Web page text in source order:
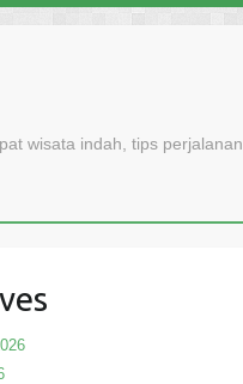
wisata indah, tips perjalanan,